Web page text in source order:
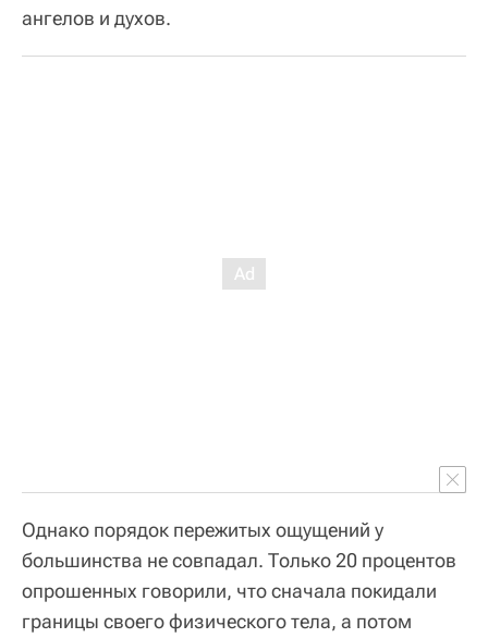
ангелов и духов.
Однако порядок пережитых ощущений у
большинства не совпадал. Только 20 процентов
опрошенных говорили, что сначала покидали
границы своего физического тела, а потом